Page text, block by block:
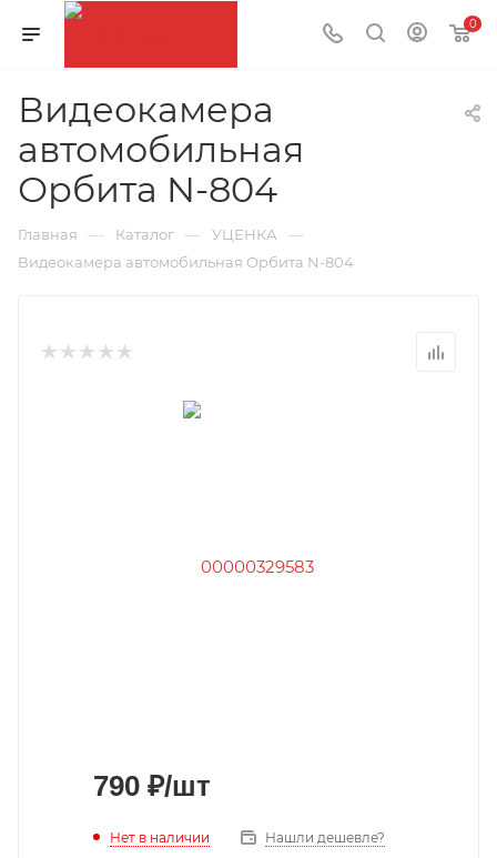
0
Видеокамера
автомобильная
Орбита N-804
Главная — Каталог — УЦЕНКА —
Видеокамера автомобильная Орбита N-804
790 ₽/шт
Нет в наличии Нашли дешевле?